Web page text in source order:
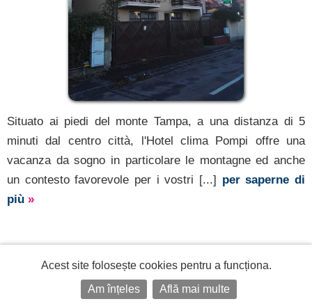
Situato ai piedi del monte Tampa, a una distanza di 5
minuti dal centro città, l'Hotel clima Pompi offre una
vacanza da sogno in particolare le montagne ed anche
un contesto favorevole per i vostri [...] per saperne di
più »
Pensiunea POIANA
Acest site folosește cookies pentru a funcționa.
Am înțeles
Află mai multe